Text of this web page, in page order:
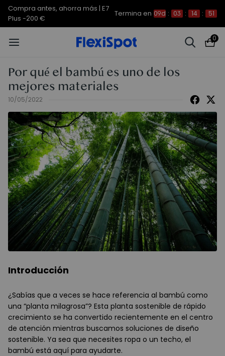
Compra antes, ahorra más | E7
Plus -200 €
Termina en 09d : 03 : 14 : 50
0
Por qué el bambú es uno de los
mejores materiales
10/05/2022
Introducción
¿Sabías que a veces se hace referencia al bambú como
una “planta milagrosa”? Esta planta sostenible de rápido
crecimiento se ha convertido recientemente en el centro
de atención mientras buscamos soluciones de diseño
sostenible. Ya sea que necesites ropa o un techo, el
bambú está aquí para ayudarte.